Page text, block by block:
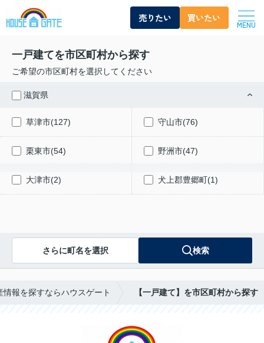
売りたい 買いたい
MENU
一戸建てを市区町村から探す
ご希望の市区町村を選択してください
滋賀県
草津市(127) 守山市(76)
栗東市(54) 野洲市(47)
大津市(2) 犬上郡豊郷町(1)
さらに町名を選択 検索
情報を探すならハウスゲート 【一戸建て】を市区町村から探す